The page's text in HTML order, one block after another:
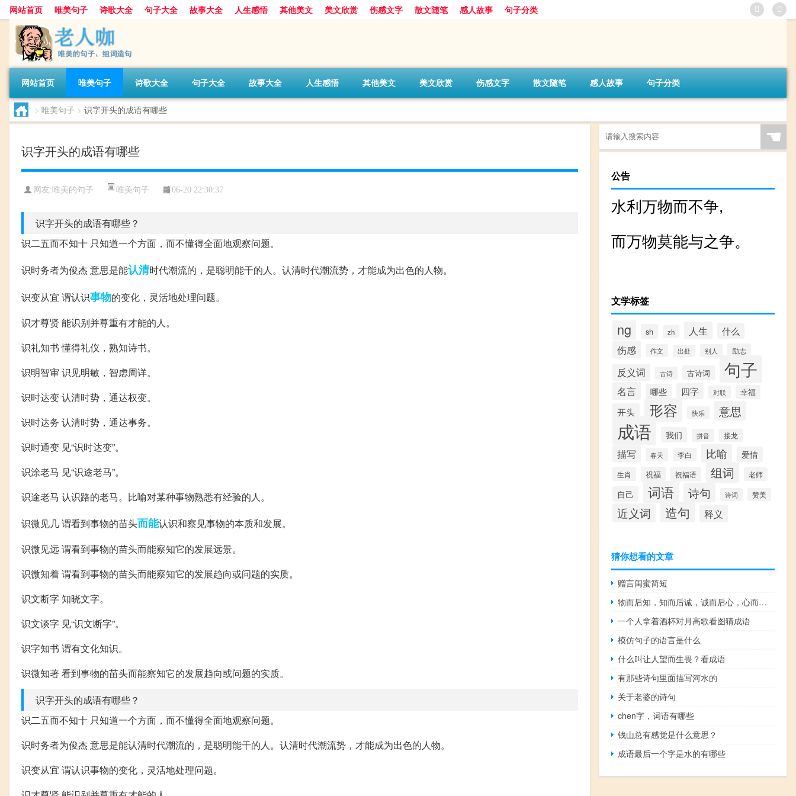
网站首页 唯美句子 诗歌大全 句子大全 故事大全 人生感悟 其他美文 美文欣赏 伤感文字 散文随笔 感人故事 句子分类
网站首页 唯美句子 诗歌大全 句子大全 故事大全 人生感悟 其他美文 美文欣赏 伤感文字 散文随笔 感人故事 句子分类
> 唯美句子 > 识字开头的成语有哪些
识字开头的成语有哪些
网友:唯美的句子 唯美句子 06-20 22:30:37
识字开头的成语有哪些？
识二五而不知十 只知道一个方面，而不懂得全面地观察问题。
识时务者为俊杰 意思是能认清时代潮流的，是聪明能干的人。认清时代潮流势，才能成为出色的人物。
识变从宜 谓认识事物的变化，灵活地处理问题。
识才尊贤 能识别并尊重有才能的人。
识礼知书 懂得礼仪，熟知诗书。
识明智审 识见明敏，智虑周详。
识时达变 认清时势，通达权变。
识时达务 认清时势，通达事务。
识时通变 见“识时达变”。
识涂老马 见“识途老马”。
识途老马 认识路的老马。比喻对某种事物熟悉有经验的人。
识微见几 谓看到事物的苗头而能认识和察见事物的本质和发展。
识微见远 谓看到事物的苗头而能察知它的发展远景。
识微知着 谓看到事物的苗头而能察知它的发展趋向或问题的实质。
识文断字 知晓文字。
识文谈字 见“识文断字”。
识字知书 谓有文化知识。
识微知著 看到事物的苗头而能察知它的发展趋向或问题的实质。
识字开头的成语有哪些？
识二五而不知十 只知道一个方面，而不懂得全面地观察问题。
识时务者为俊杰 意思是能认清时代潮流的，是聪明能干的人。认清时代潮流势，才能成为出色的人物。
识变从宜 谓认识事物的变化，灵活地处理问题。
☚
公告
水利万物而不争,
而万物莫能与之争。
文学标签
ng sh zh 人生 什么
伤感 作文 出处 别人 励志
反义词 古诗 古诗词 句子
名言 哪些 四字 对联 幸福
开头 形容 快乐 意思
成语 我们 拼音 接龙
描写 春天 李白 比喻 爱情
生肖 祝福 祝福语 组词 老师
自己 词语 诗句 诗词 赞美
近义词 造句 释义
猜你想看的文章
赠言闺蜜简短
物而后知，知而后诚，诚而后心，心而后身，身而后家，家而后国治，国治而后天下平
一个人拿着酒杯对月高歌看图猜成语
模仿句子的语言是什么
什么叫让人望而生畏？看成语
有那些诗句里面描写河水的
关于老婆的诗句
chen字，词语有哪些
钱山总有感觉是什么意思？
成语最后一个字是水的有哪些